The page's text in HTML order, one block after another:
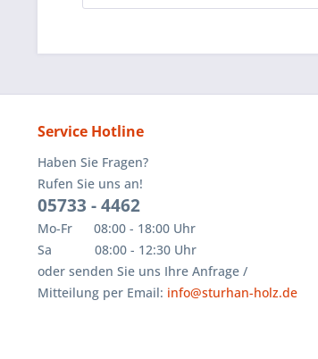
Service Hotline
Haben Sie Fragen?
Rufen Sie uns an!
05733 - 4462
Mo-Fr 08:00 - 18:00 Uhr
Sa 08:00 - 12:30 Uhr
oder senden Sie uns Ihre Anfrage /
Mitteilung per Email: info@sturhan-holz.de